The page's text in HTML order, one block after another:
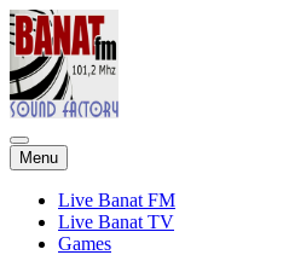
Menu Skip
to
content
Live Banat FM
Live Banat TV
Games